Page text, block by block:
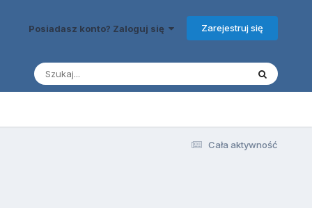
Posiadasz konto? Zaloguj się Zarejestruj się
Cała aktywność